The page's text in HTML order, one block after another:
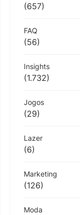
(657)
FAQ
(56)
Insights
(1.732)
Jogos
(29)
Lazer
(6)
Marketing
(126)
Moda